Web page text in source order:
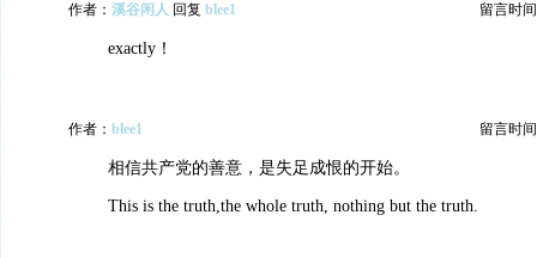
作者： 溪谷闲人 回复 blee1 留言时
exactly！
作者： blee1 留言时
相信共产党的善意，是失足成恨的开始。
This is the truth,the whole truth, nothing but the truth.